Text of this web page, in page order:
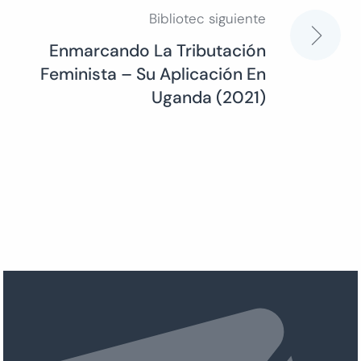
Bibliotec siguiente
Enmarcando La Tributación
Feminista – Su Aplicación En
Uganda (2021)